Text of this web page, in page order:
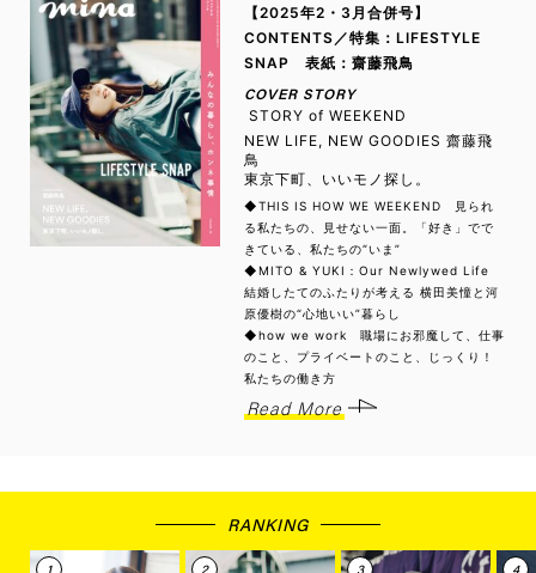
【2025年2・3月合併号】
CONTENTS／特集：LIFESTYLE
SNAP 表紙：齋藤飛鳥
COVER STORY
STORY of WEEKEND
NEW LIFE, NEW GOODIES 齋藤飛
鳥
東京下町、いいモノ探し。
◆THIS IS HOW WE WEEKEND 見られ
る私たちの、見せない一面。「好き」でで
きている、私たちの“いま”
◆MITO & YUKI：Our Newlywed Life
結婚したてのふたりが考える 横田美憧と河
原優樹の“心地いい”暮らし
◆how we work 職場にお邪魔して、仕事
のこと、プライベートのこと、じっくり！
私たちの働き方
Read More
RANKING